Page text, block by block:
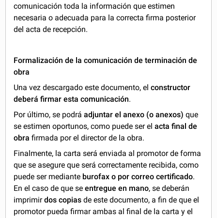
comunicación toda la información que estimen
necesaria o adecuada para la correcta firma posterior
del acta de recepción.
Formalización de la comunicación de terminación de
obra
Una vez descargado este documento, el constructor
deberá firmar esta comunicación.
Por último, se podráadjuntar el anexo (o anexos) que
se estimen oportunos, como puede ser elacta final de
obra firmada por el director de la obra.
Finalmente, la carta será enviada al promotor de forma
que se asegure que será correctamente recibida, como
puede ser mediante burofax o por correo certificado.
En el caso de que seentregue en mano, se deberán
imprimirdos copias de este documento, a fin de que el
promotor pueda firmar ambas al final de la carta y el